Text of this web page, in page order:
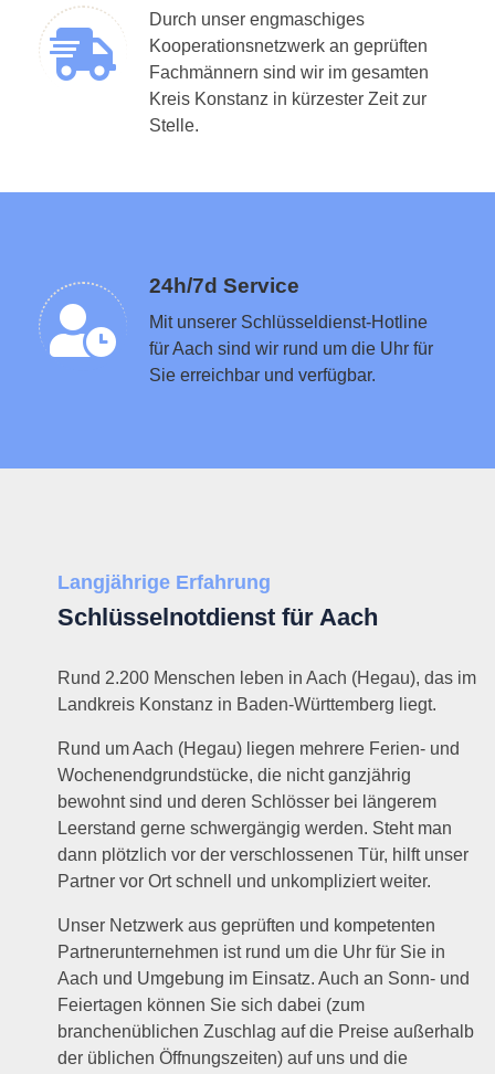
Durch unser engmaschiges
Kooperationsnetzwerk an geprüften
Fachmännern sind wir im gesamten
Kreis Konstanz in kürzester Zeit zur
Stelle.
24h/7d Service
Mit unserer Schlüsseldienst-Hotline
für Aach sind wir rund um die Uhr für
Sie erreichbar und verfügbar.
Schlüsseldienst in der Nähe vermitteln
Langjährige Erfahrung
Schlüsselnotdienst für Aach
Rund 2.200 Menschen leben in Aach (Hegau), das im
Landkreis Konstanz in Baden-Württemberg liegt.
Rund um Aach (Hegau) liegen mehrere Ferien- und
Wochenendgrundstücke, die nicht ganzjährig
bewohnt sind und deren Schlösser bei längerem
Leerstand gerne schwergängig werden. Steht man
dann plötzlich vor der verschlossenen Tür, hilft unser
Partner vor Ort schnell und unkompliziert weiter.
Unser Netzwerk aus geprüften und kompetenten
Partnerunternehmen ist rund um die Uhr für Sie in
Aach und Umgebung im Einsatz. Auch an Sonn- und
Feiertagen können Sie sich dabei (zum
branchenüblichen Zuschlag auf die Preise außerhalb
der üblichen Öffnungszeiten) auf uns und die